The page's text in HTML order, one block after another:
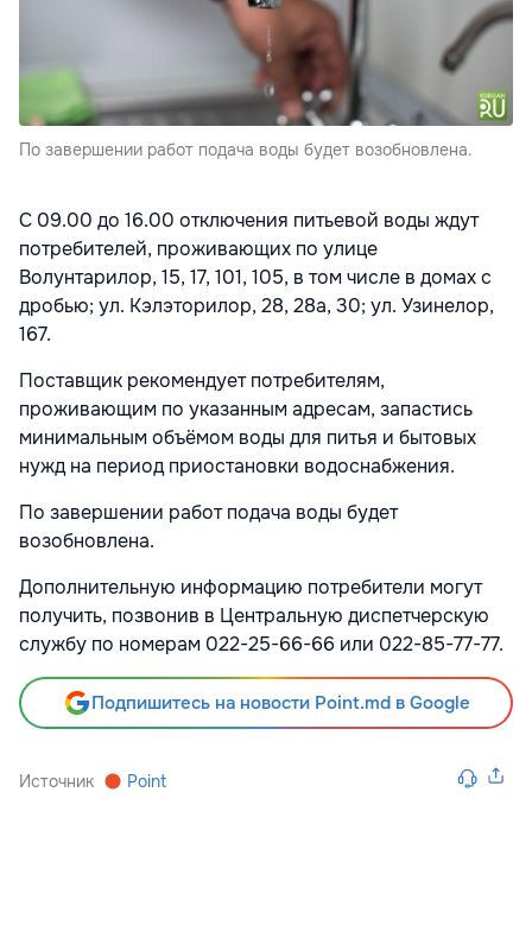
По завершении работ подача воды будет возобновлена.
С 09.00 до 16.00 отключения питьевой воды ждут
потребителей, проживающих по улице
Волунтарилор, 15, 17, 101, 105, в том числе в домах с
дробью; ул. Кэлэторилор, 28, 28а, 30; ул. Узинелор,
167.
Поставщик рекомендует потребителям,
проживающим по указанным адресам, запастись
минимальным объёмом воды для питья и бытовых
нужд на период приостановки водоснабжения.
По завершении работ подача воды будет
возобновлена.
Дополнительную информацию потребители могут
получить, позвонив в Центральную диспетчерскую
службу по номерам 022-25-66-66 или 022-85-77-77.
Подпишитесь на новости Point.md в Google
Источник Point